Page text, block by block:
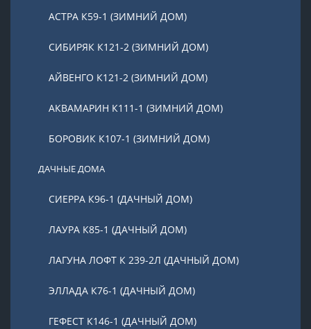
АСТРА К59-1 (ЗИМНИЙ ДОМ)
СИБИРЯК К121-2 (ЗИМНИЙ ДОМ)
АЙВЕНГО К121-2 (ЗИМНИЙ ДОМ)
АКВАМАРИН К111-1 (ЗИМНИЙ ДОМ)
БОРОВИК К107-1 (ЗИМНИЙ ДОМ)
ДАЧНЫЕ ДОМА
СИЕРРА К96-1 (ДАЧНЫЙ ДОМ)
ЛАУРА К85-1 (ДАЧНЫЙ ДОМ)
ЛАГУНА ЛОФТ К 239-2Л (ДАЧНЫЙ ДОМ)
ЭЛЛАДА К76-1 (ДАЧНЫЙ ДОМ)
ГЕФЕСТ К146-1 (ДАЧНЫЙ ДОМ)